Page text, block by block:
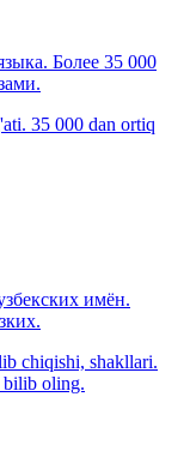
Более 35 000
35 000 dan ortiq
имён.
chiqishi, shakllari.
bilib oling.